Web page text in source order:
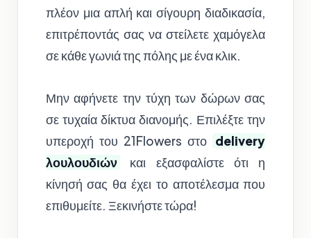
πλέον μια απλή και σίγουρη διαδικασία,
επιτρέποντάς σας να στείλετε χαμόγελα
σε κάθε γωνιά της πόλης με ένα κλικ.
Μην αφήνετε την τύχη των δώρων σας
σε τυχαία δίκτυα διανομής. Επιλέξτε την
υπεροχή του 21Flowers στο delivery
λουλουδιών
και εξασφαλίστε ότι η
κίνησή σας θα έχει το αποτέλεσμα που
επιθυμείτε. Ξεκινήστε τώρα!